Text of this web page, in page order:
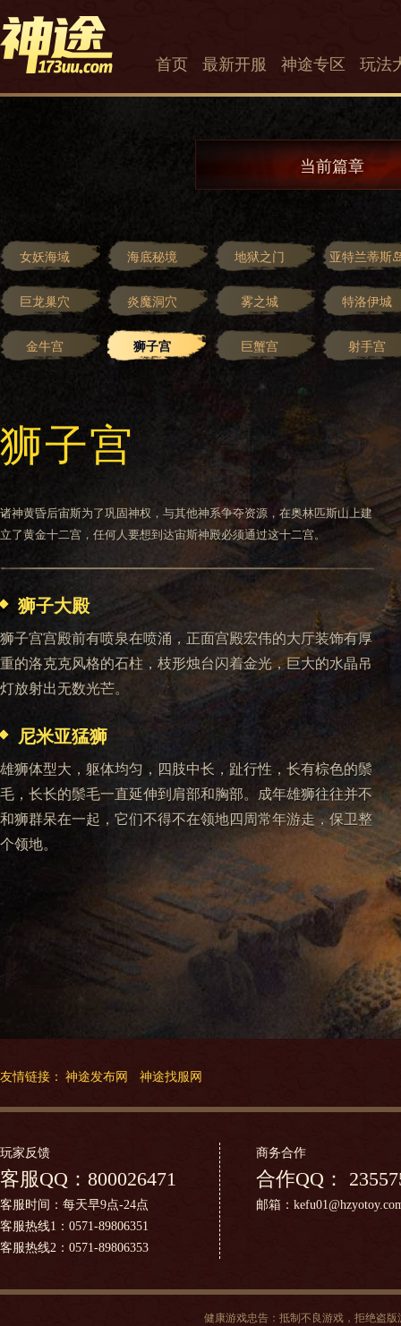
首页 最新开服 神途专区 玩法
当前篇章
女妖海域 海底秘境 地狱之门 亚特兰蒂斯
巨龙巢穴 炎魔洞穴 雾之城 特洛伊城
金牛宫 狮子宫 巨蟹宫 射手宫
狮子宫
诸神黄昏后宙斯为了巩固神权，与其他神系争夺资源，在奥林匹斯山上建
立了黄金十二宫，任何人要想到达宙斯神殿必须通过这十二宫。
狮子大殿
狮子宫宫殿前有喷泉在喷涌，正面宫殿宏伟的大厅装饰有厚
重的洛克克风格的石柱，枝形烛台闪着金光，巨大的水晶吊
灯放射出无数光芒。
尼米亚猛狮
雄狮体型大，躯体均匀，四肢中长，趾行性，长有棕色的鬃
毛，长长的鬃毛一直延伸到肩部和胸部。成年雄狮往往并不
和狮群呆在一起，它们不得不在领地四周常年游走，保卫整
个领地。
友情链接： 神途发布网 神途找服网
玩家反馈
客服QQ： 800026471
客服时间：每天早9点-24点
客服热线1：0571-89806351
客服热线2：0571-89806353
商务合作
合作QQ：
邮箱：
健康游戏忠告：抵制不良游戏，拒绝盗